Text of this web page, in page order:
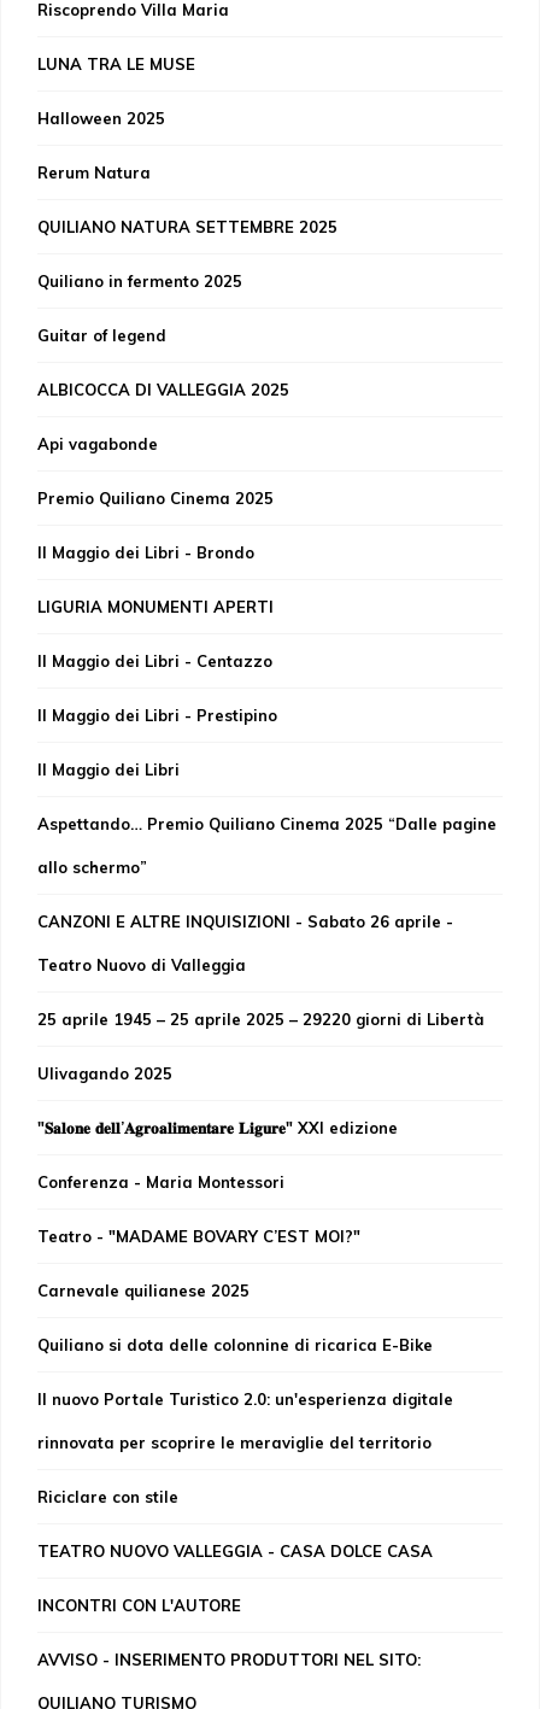
Riscoprendo Villa Maria
LUNA TRA LE MUSE
Halloween 2025
Rerum Natura
QUILIANO NATURA SETTEMBRE 2025
Quiliano in fermento 2025
Guitar of legend
ALBICOCCA DI VALLEGGIA 2025
Api vagabonde
Premio Quiliano Cinema 2025
Il Maggio dei Libri - Brondo
LIGURIA MONUMENTI APERTI
Il Maggio dei Libri - Centazzo
Il Maggio dei Libri - Prestipino
Il Maggio dei Libri
Aspettando… Premio Quiliano Cinema 2025 “Dalle pagine
allo schermo”
CANZONI E ALTRE INQUISIZIONI - Sabato 26 aprile -
Teatro Nuovo di Valleggia
25 aprile 1945 – 25 aprile 2025 – 29220 giorni di Libertà
Ulivagando 2025
"𝐒𝐚𝐥𝐨𝐧𝐞 𝐝𝐞𝐥𝐥’𝐀𝐠𝐫𝐨𝐚𝐥𝐢𝐦𝐞𝐧𝐭𝐚𝐫𝐞 𝐋𝐢𝐠𝐮𝐫𝐞" XXI edizione
Conferenza - Maria Montessori
Teatro - "MADAME BOVARY C’EST MOI?"
Carnevale quilianese 2025
Quiliano si dota delle colonnine di ricarica E-Bike
Il nuovo Portale Turistico 2.0: un'esperienza digitale
rinnovata per scoprire le meraviglie del territorio
Riciclare con stile
TEATRO NUOVO VALLEGGIA - CASA DOLCE CASA
INCONTRI CON L'AUTORE
AVVISO - INSERIMENTO PRODUTTORI NEL SITO:
QUILIANO TURISMO